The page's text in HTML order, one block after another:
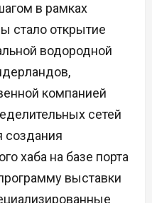
в рамках
стало открытие
водородной
компанией
сетей
создания
хаба на базе порта
выставки